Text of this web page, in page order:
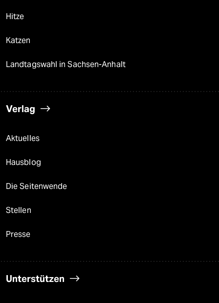
Hitze
Katzen
Landtagswahl in Sachsen-Anhalt
Verlag
Aktuelles
Hausblog
Die Seitenwende
Stellen
Presse
Unterstützen